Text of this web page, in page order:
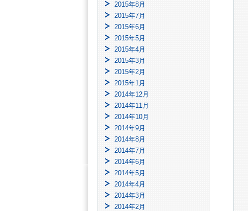
2015年8月
2015年7月
2015年6月
2015年5月
2015年4月
2015年3月
2015年2月
2015年1月
2014年12月
2014年11月
2014年10月
2014年9月
2014年8月
2014年7月
2014年6月
2014年5月
2014年4月
2014年3月
2014年2月